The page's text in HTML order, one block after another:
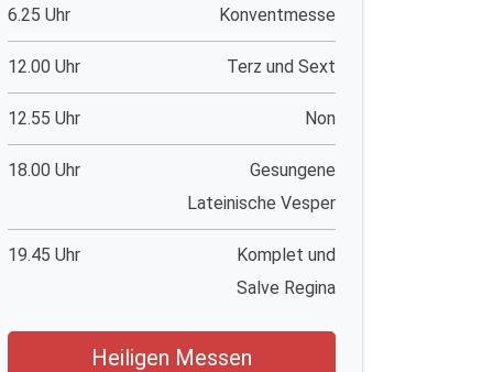
6.25 Uhr Konventmesse
12.00 Uhr Terz und Sext
12.55 Uhr Non
18.00 Uhr
Gesungene
Lateinische Vesper
19.45 Uhr
Komplet und
Salve Regina
Heiligen Messen